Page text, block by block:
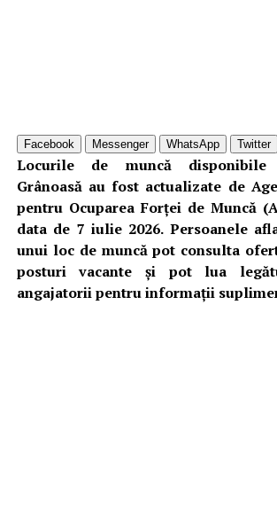
Facebook Messenger WhatsApp Twitter
Locurile de muncă disponibile
Grânoasă au fost actualizate de
pentru Ocuparea Forței de Muncă
data de 7 iulie 2026. Persoanele
unui loc de muncă pot consulta
posturi vacante și pot lua
angajatorii pentru informații